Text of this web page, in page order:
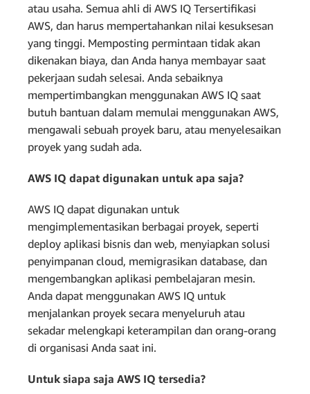
atau usaha. Semua ahli di AWS IQ Tersertifikasi
AWS, dan harus mempertahankan nilai kesuksesan
yang tinggi. Memposting permintaan tidak akan
dikenakan biaya, dan Anda hanya membayar saat
pekerjaan sudah selesai. Anda sebaiknya
mempertimbangkan menggunakan AWS IQ saat
butuh bantuan dalam memulai menggunakan AWS,
mengawali sebuah proyek baru, atau menyelesaikan
proyek yang sudah ada.
AWS IQ dapat digunakan untuk apa saja?
AWS IQ dapat digunakan untuk
mengimplementasikan berbagai proyek, seperti
deploy aplikasi bisnis dan web, menyiapkan solusi
penyimpanan cloud, memigrasikan database, dan
mengembangkan aplikasi pembelajaran mesin.
Anda dapat menggunakan AWS IQ untuk
menjalankan proyek secara menyeluruh atau
sekadar melengkapi keterampilan dan orang-orang
di organisasi Anda saat ini.
Untuk siapa saja AWS IQ tersedia?